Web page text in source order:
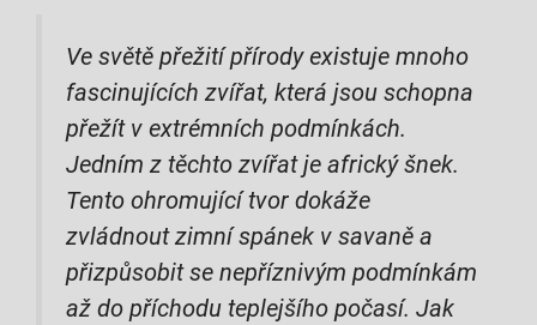
Ve světě přežití přírody existuje mnoho
fascinujících zvířat, která jsou schopna
přežít v extrémních podmínkách.
Jedním z těchto zvířat je africký šnek.
Tento ohromující tvor dokáže
zvládnout zimní spánek v savaně a
přizpůsobit se nepříznivým podmínkám
až do příchodu teplejšího počasí. Jak